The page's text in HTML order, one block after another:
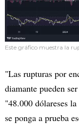
Este gráfico muestra la
"Las rupturas por
diamante pueden
"48.000 dólareses
se ponga a prueba